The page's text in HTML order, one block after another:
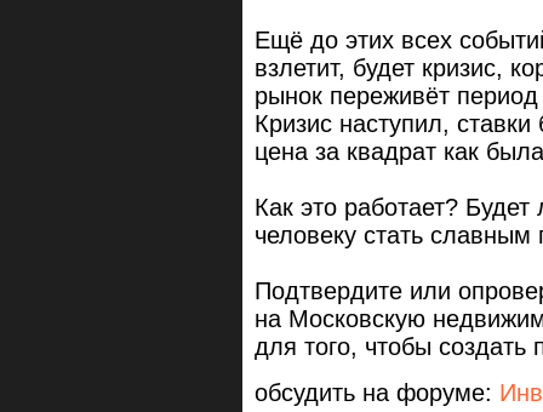
Ещё до этих всех
взлетит, будет кризис,
рынок переживёт
Кризис наступил,
цена за квадрат как
Как это работает?
человеку стать
Подтвердите или
на Московскую
для того, чтобы создать
обсудить на форуме: